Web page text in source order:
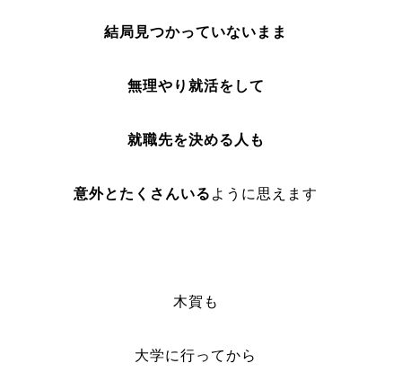
結局見つかっていないまま
無理やり就活をして
就職先を決める人も
意外とたくさんいる ように思えます
木賀も
大学に行ってから